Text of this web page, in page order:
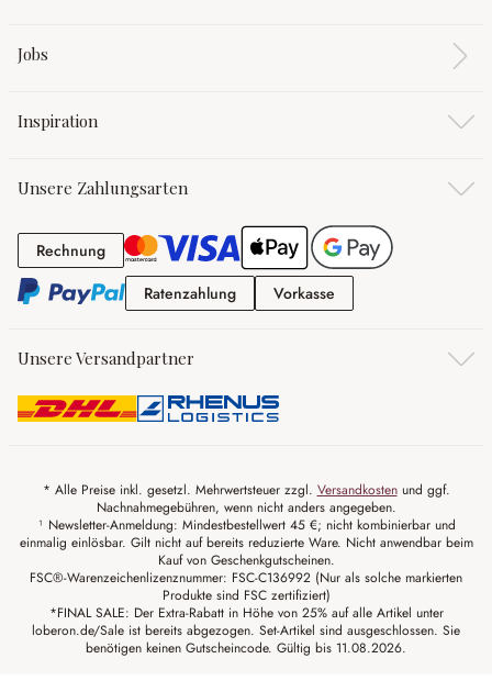
Jobs
Inspiration
Unsere Zahlungsarten
RechnungRechnung
RatenzahlungRatenzahlung
Vorkasse
Unsere Versandpartner
* Alle Preise inkl. gesetzl. Mehrwertsteuer zzgl. Versandkostenund ggf.
Nachnahmegebühren, wenn nicht anders angegeben.
¹ Newsletter-Anmeldung: Mindestbestellwert 45 €; nicht kombinierbar und
einmalig einlösbar. Gilt nicht auf bereits reduzierte Ware. Nicht anwendbar beim
Kauf von Geschenkgutscheinen.
FSC®-Warenzeichenlizenznummer: FSC-C136992 (Nur als solche markierten
Produkte sind FSC zertifiziert)
*FINAL SALE: Der Extra-Rabatt in Höhe von 25% auf alle Artikel unter
loberon.de/Sale ist bereits abgezogen. Set-Artikel sind ausgeschlossen. Sie
benötigen keinen Gutscheincode. Gültig bis 11.08.2026.